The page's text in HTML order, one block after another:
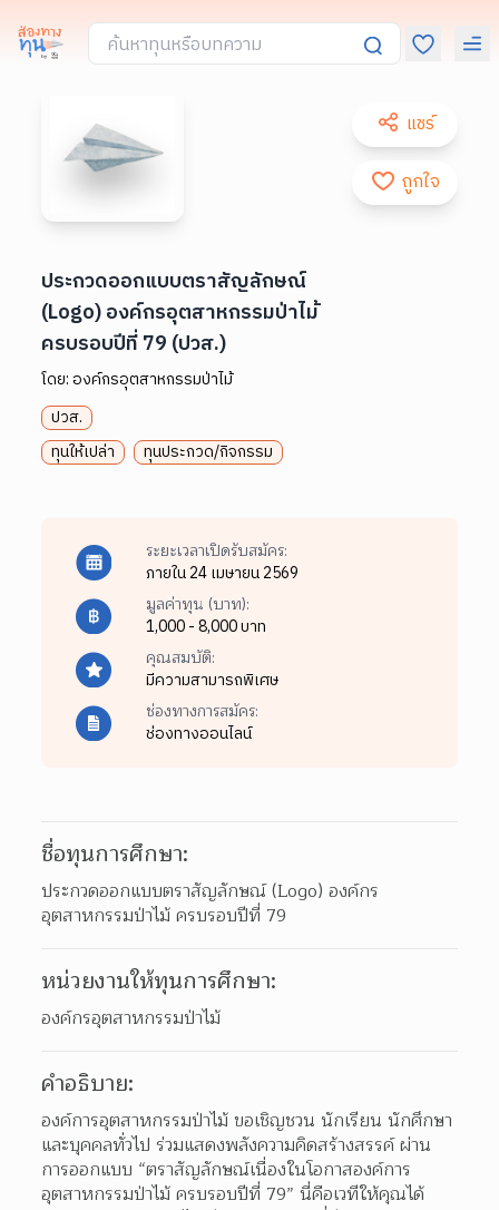
แชร์
ถูกใจ
ประกวดออกแบบตราสัญลักษณ์
(Logo) องค์กรอุตสาหกรรมป่าไม้
ครบรอบปีที่ 79 (ปวส.)
โดย:องค์กรอุตสาหกรรมป่าไม้
ปวส.
ทุนให้เปล่า
ทุนประกวด/กิจกรรม
ระยะเวลาเปิดรับสมัคร:
ภายใน 24 เมษายน 2569
มูลค่าทุน (บาท):
1,000 - 8,000 บาท
คุณสมบัติ:
มีความสามารถพิเศษ
ช่องทางการสมัคร:
ช่องทางออนไลน์
ชื่อทุนการศึกษา:
ประกวดออกแบบตราสัญลักษณ์ (Logo) องค์กร
อุตสาหกรรมป่าไม้ ครบรอบปีที่ 79
หน่วยงานให้ทุนการศึกษา:
องค์กรอุตสาหกรรมป่าไม้
คำอธิบาย:
องค์การอุตสาหกรรมป่าไม้ ขอเชิญชวน นักเรียน นักศึกษา
และบุคคลทั่วไป ร่วมแสดงพลังความคิดสร้างสรรค์ ผ่าน
การออกแบบ “ตราสัญลักษณ์เนื่องในโอกาสองค์การ
อุตสาหกรรมป่าไม้ ครบรอบปีที่ 79” นี่คือเวทีให้คุณได้